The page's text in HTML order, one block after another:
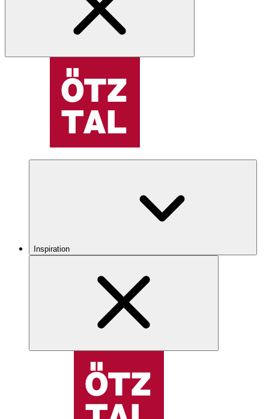
Inspiration